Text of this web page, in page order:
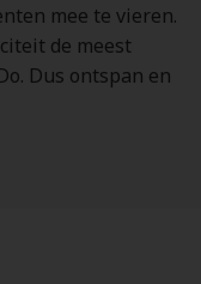
mee te vieren.
de meest
Dus ontspan en